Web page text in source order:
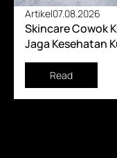
Artikel07.08.2026
Skincare Cowok
Jaga Kesehatan
Read